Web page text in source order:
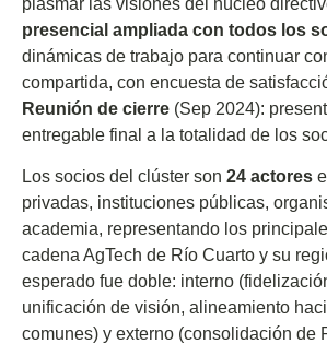
presencial ampliada con todos los
dinámicas de trabajo para continuar
compartida, con encuesta de
Reunión de cierre (Sep 2024):
entregable final a la totalidad de los
Los socios del clúster son 24 actores
privadas, instituciones públicas,
academia, representando los
cadena AgTech de Río Cuarto y su
esperado fue doble: interno
unificación de visión, alineamiento
comunes) y externo (consolidación de